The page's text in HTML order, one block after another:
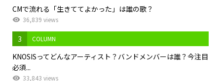
CMで流れる「生きててよかった」は誰の歌？
36,839 views
3 COLUMN
KNOSISってどんなアーティスト？バンドメンバーは誰？今注目
必須...
33,843 views